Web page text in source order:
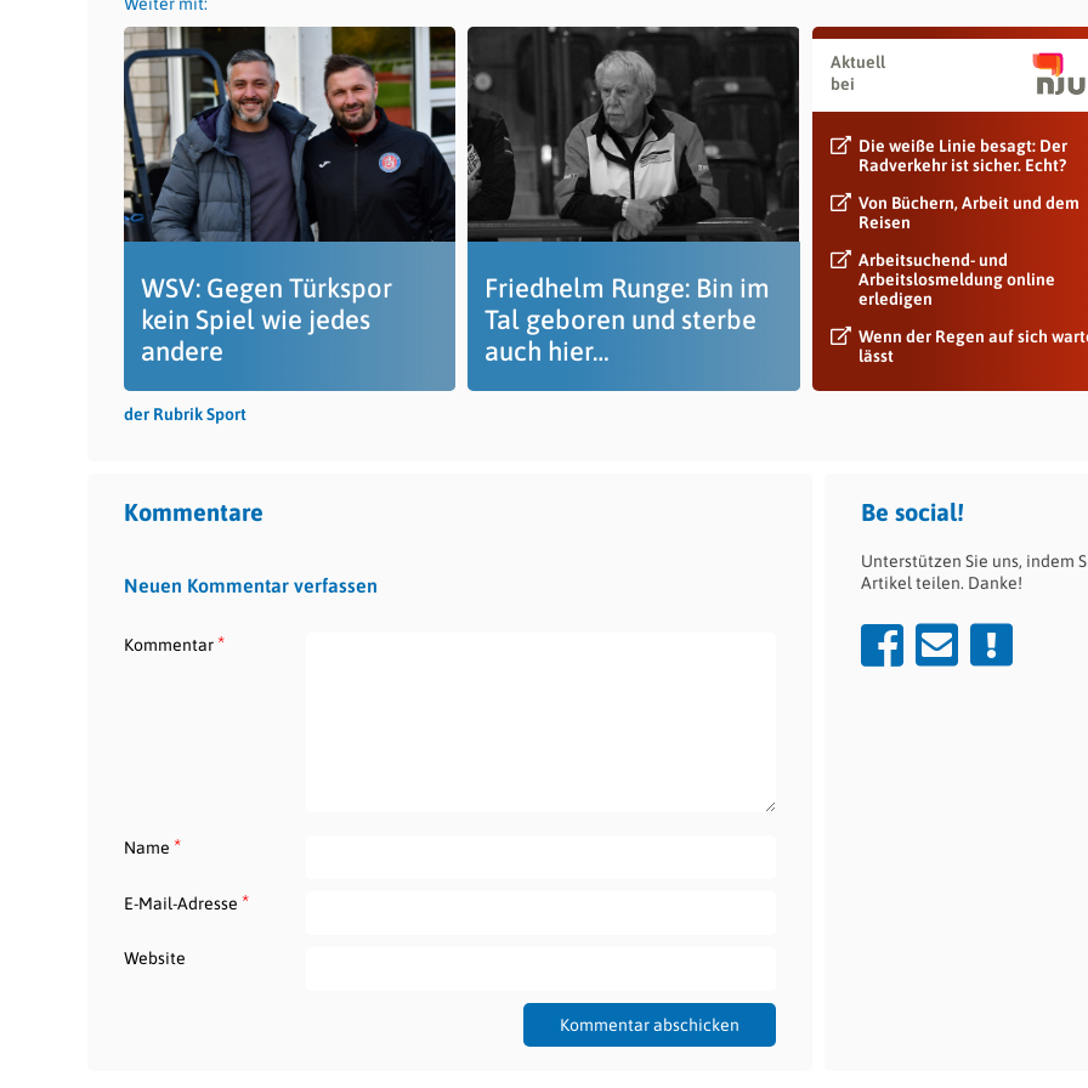
WSV: Gegen Türkspor
kein Spiel wie jedes
andere
Friedhelm Runge: Bin im
Tal geboren und sterbe
auch hier…
Aktuell
bei
Die weiße Linie besagt: Der
Radverkehr ist sicher. Echt?
Von Büchern, Arbeit und dem
Reisen
Arbeitsuchend- und
Arbeitslosmeldung online
erledigen
Wenn der Regen auf sich
lässt
der Rubrik Sport
Kommentare
Neuen Kommentar verfassen
Kommentar*
Name *
E-Mail-Adresse *
Website
Be social!
Unterstützen Sie uns, indem
Artikel teilen. Danke!